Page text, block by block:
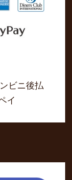
ビニ後払
イ